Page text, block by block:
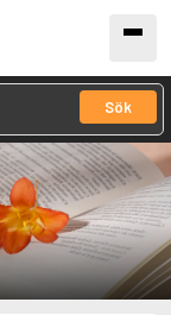
Sök